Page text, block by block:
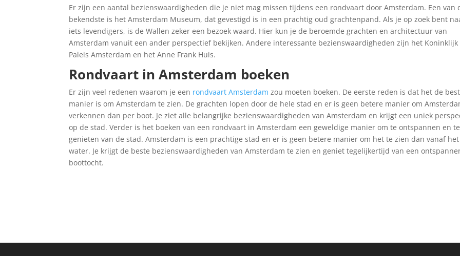
Er zijn een aantal bezienswaardigheden die je niet mag missen tijdens een rondvaart door Amsterdam. Een van
bekendste is het Amsterdam Museum, dat gevestigd is in een prachtig oud grachtenpand. Als je op zoek bent
iets levendigers, is de Wallen zeker een bezoek waard. Hier kun je de beroemde grachten en architectuur van
Amsterdam vanuit een ander perspectief bekijken. Andere interessante bezienswaardigheden zijn het Koninklijk
Paleis Amsterdam en het Anne Frank Huis.
Rondvaart in Amsterdam boeken
Er zijn veel redenen waarom je een rondvaart Amsterdam zou moeten boeken. De eerste reden is dat het de
manier is om Amsterdam te zien. De grachten lopen door de hele stad en er is geen betere manier om
verkennen dan per boot. Je ziet alle belangrijke bezienswaardigheden van Amsterdam en krijgt een uniek
op de stad. Verder is het boeken van een rondvaart in Amsterdam een geweldige manier om te ontspannen en te
genieten van de stad. Amsterdam is een prachtige stad en er is geen betere manier om het te zien dan vanaf het
water. Je krijgt de beste bezienswaardigheden van Amsterdam te zien en geniet tegelijkertijd van een
boottocht.